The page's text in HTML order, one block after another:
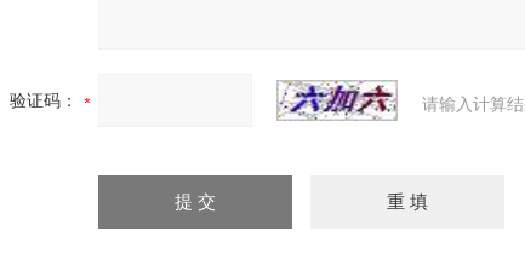
验证码： 请输入计算